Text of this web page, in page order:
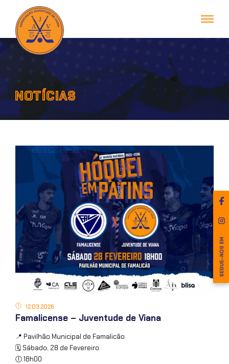
SEGUE-NOS EM
NOTÍCIAS
12.03.2026
Famalicense – Juventude de Viana
📍 Pavilhão Municipal de Famalicão
🗓 Sábado, 28 de Fevereiro
🕕 18h00